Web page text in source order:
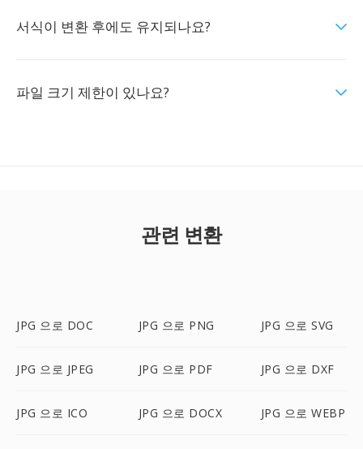
서식이 변환 후에도 유지되나요?
파일 크기 제한이 있나요?
관련 변환
JPG 으로 DOC JPG 으로 PNG JPG 으로 SVG
JPG 으로 JPEG JPG 으로 PDF JPG 으로 DXF
JPG 으로 ICO JPG 으로 DOCX JPG 으로 WEBP